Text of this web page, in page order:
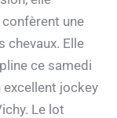
une
chevaux. Elle
ce samedi
excellent jockey
Le lot